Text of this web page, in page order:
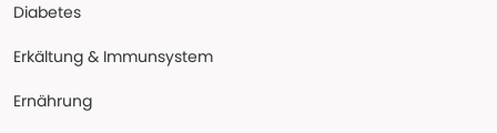
Diabetes
Erkältung & Immunsystem
Ernährung